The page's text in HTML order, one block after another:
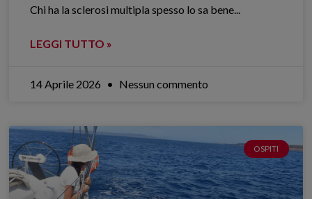
Chi ha la sclerosi multipla spesso lo sa bene.​..
LEGGI TUTTO »
14 Aprile 2026 Nessun commento
OSPITI